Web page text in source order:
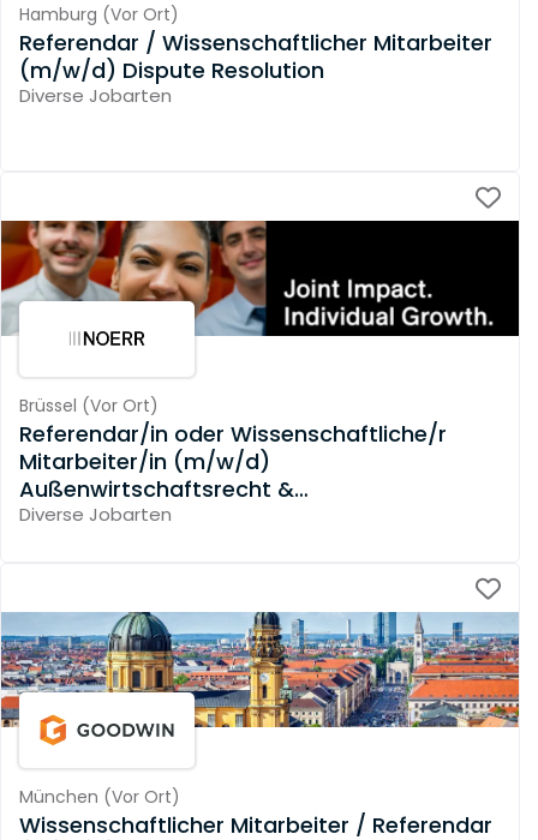
Hamburg (Vor Ort)
Referendar / Wissenschaftlicher Mitarbeiter
(m/w/d) Dispute Resolution
Diverse Jobarten
Brüssel (Vor Ort)
Referendar/in oder Wissenschaftliche/r
Mitarbeiter/in (m/w/d)
Außenwirtschaftsrecht &
Investitionskontrolle
Diverse Jobarten
München (Vor Ort)
Wissenschaftlicher Mitarbeiter / Referendar